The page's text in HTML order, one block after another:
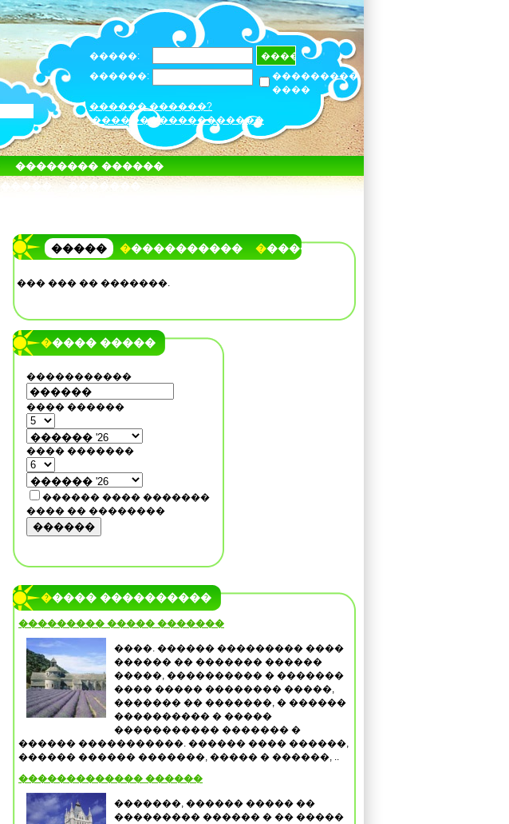
�����:
������:
���������
����
������ ������?
������������������
�������� ������
����� �������
����� ����������� �����
��� ��� �� �������.
����� �����
�����������
���� ������
���� �������
������ ���� �������
���� �� ��������
������
����� ����������
��������� ����� �������
����. ������ ��������� ����
������ �� ������� ������
�����, ���������� � �������
���� ����� �������� �����,
������� �� �������, � ������
���������� � �����
����������� ������� �
������ �����������. ������ ���� ������,
������ ������ �������, ����� � ������, ..
������������� ������
�������, ������ ����� ��
��������� ������ � �� �����